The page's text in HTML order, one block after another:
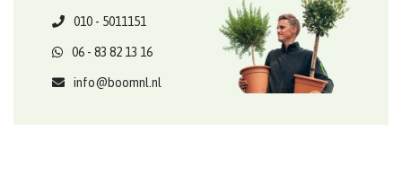
010 - 5011151
06 - 83 82 13 16
info@boomnl.nl